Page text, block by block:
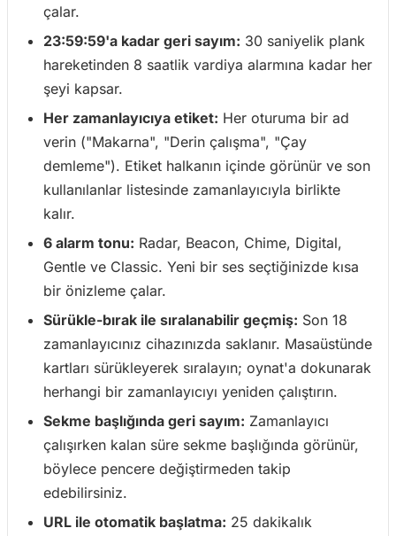
çalar.
23:59:59'a kadar geri sayım: 30 saniyelik plank
hareketinden 8 saatlik vardiya alarmına kadar her
şeyi kapsar.
Her zamanlayıcıya etiket: Her oturuma bir ad
verin ("Makarna", "Derin çalışma", "Çay
demleme"). Etiket halkanın içinde görünür ve son
kullanılanlar listesinde zamanlayıcıyla birlikte
kalır.
6 alarm tonu: Radar, Beacon, Chime, Digital,
Gentle ve Classic. Yeni bir ses seçtiğinizde kısa
bir önizleme çalar.
Sürükle-bırak ile sıralanabilir geçmiş: Son 18
zamanlayıcınız cihazınızda saklanır. Masaüstünde
kartları sürükleyerek sıralayın; oynat'a dokunarak
herhangi bir zamanlayıcıyı yeniden çalıştırın.
Sekme başlığında geri sayım: Zamanlayıcı
çalışırken kalan süre sekme başlığında görünür,
böylece pencere değiştirmeden takip
edebilirsiniz.
URL ile otomatik başlatma: 25 dakikalık